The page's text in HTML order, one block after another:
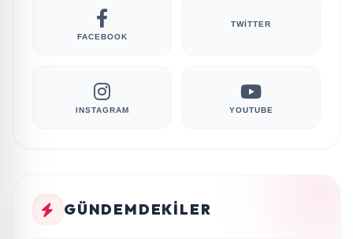
FACEBOOK
TWITTER
INSTAGRAM YOUTUBE
GÜNDEMDEKILER